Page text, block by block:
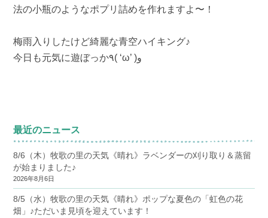
法の小瓶のようなポプリ詰めを作れますよ〜！
梅雨入りしたけど綺麗な青空ハイキング♪
今日も元気に遊ぼっか٩( ‘ω’ )و
最近のニュース
8/6（木）牧歌の里の天気《晴れ》ラベンダーの刈り取り＆蒸留
が始まりました♪
2026年8月6日
8/5（水）牧歌の里の天気《晴れ》ポップな夏色の「虹色の花
畑」♪ただいま見頃を迎えています！